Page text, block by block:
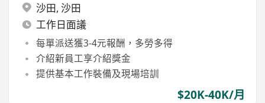
沙田, 沙田
工作日面議
每單派送獲3-4元報酬，多勞多得
介紹新員工享介紹獎金
提供基本工作裝備及現場培訓
$20K-40K/月